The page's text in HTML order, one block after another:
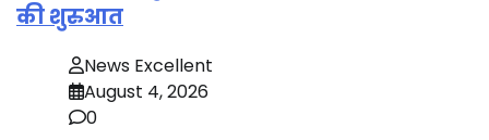
की शुरुआत
News Excellent
August 4, 2026
0